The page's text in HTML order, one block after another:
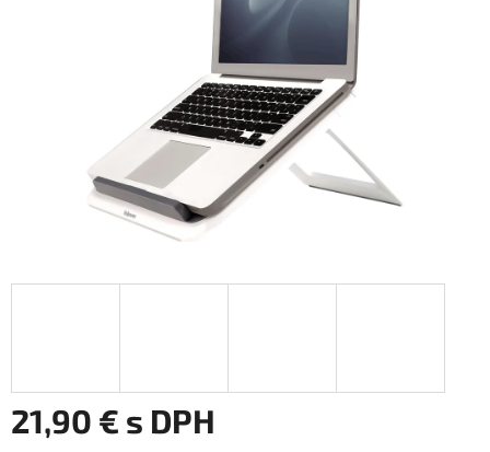
21,90 € s DPH